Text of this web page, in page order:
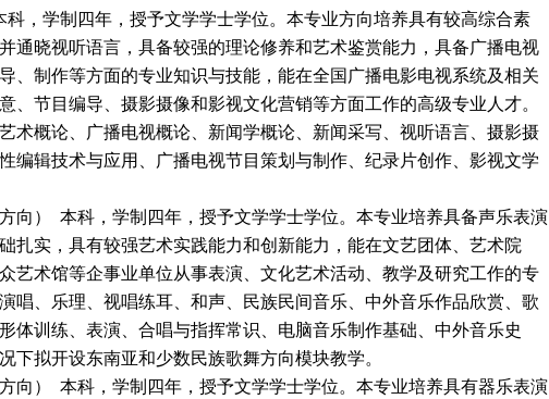
科，学制四年，授予文学学士学位。本专业方向培养具有较高综合素
通晓视听语言，具备较强的理论修养和艺术鉴赏能力，具备广播电视
、制作等方面的专业知识与技能，能在全国广播电影电视系统及相关
、节目编导、摄影摄像和影视文化营销等方面工作的高级专业人才。
术概论、广播电视概论、新闻学概论、新闻采写、视听语言、摄影摄
编辑技术与应用、广播电视节目策划与制作、纪录片创作、影视文学
向）
本科，学制四年，授予文学学士学位。本专业培养具备声乐表演
扎实，具有较强艺术实践能力和创新能力，能在文艺团体、艺术院
艺术馆等企事业单位从事表演、文化艺术活动、教学及研究工作的专
唱、乐理、视唱练耳、和声、民族民间音乐、中外音乐作品欣赏、歌
体训练、表演、合唱与指挥常识、电脑音乐制作基础、中外音乐史
下拟开设东南亚和少数民族歌舞方向模块教学。
向）
本科，学制四年，授予文学学士学位。本专业培养具有器乐表演